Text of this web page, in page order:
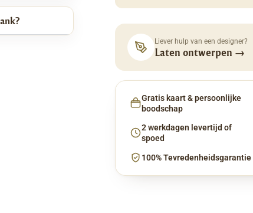
Liever hulp van een designer?
Laten ontwerpen →
Gratis kaart & persoonlijke
boodschap
2 werkdagen levertijd of
spoed
100% Tevredenheidsgarantie